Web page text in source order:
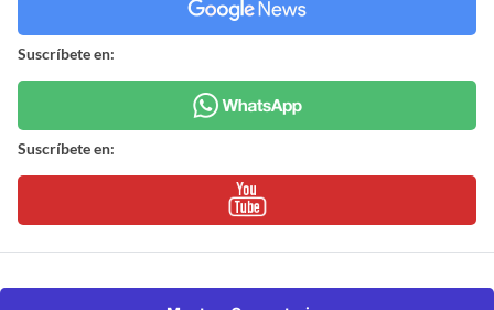
Suscríbete en:
Suscríbete en: